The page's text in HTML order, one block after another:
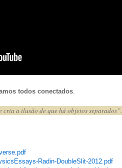
todos conectados.
cria a ilusão de que há objetos separados”.
Radin-DoubleSlit-2012.pdf